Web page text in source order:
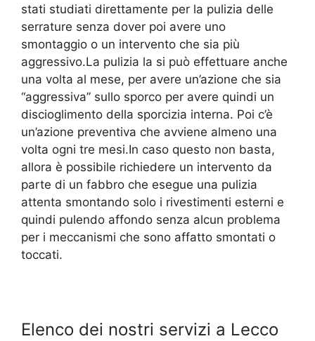
stati studiati direttamente per la pulizia delle
serrature senza dover poi avere uno
smontaggio o un intervento che sia più
aggressivo.La pulizia la si può effettuare anche
una volta al mese, per avere un’azione che sia
“aggressiva” sullo sporco per avere quindi un
discioglimento della sporcizia interna. Poi c’è
un’azione preventiva che avviene almeno una
volta ogni tre mesi.In caso questo non basta,
allora è possibile richiedere un intervento da
parte di un fabbro che esegue una pulizia
attenta smontando solo i rivestimenti esterni e
quindi pulendo affondo senza alcun problema
per i meccanismi che sono affatto smontati o
toccati.
Elenco dei nostri servizi a Lecco